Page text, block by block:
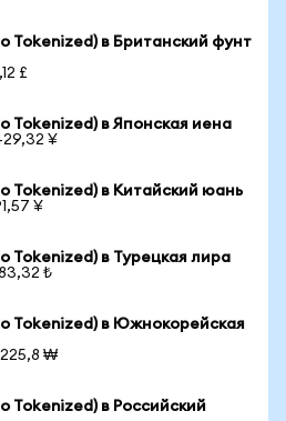
Tokenized) в Британский фунт
£
Tokenized) в Японская иена
¥
Tokenized) в Китайский юань
¥
Tokenized) в Турецкая лира
₺
Tokenized) в Южнокорейская
225,8 ₩
Tokenized) в Российский